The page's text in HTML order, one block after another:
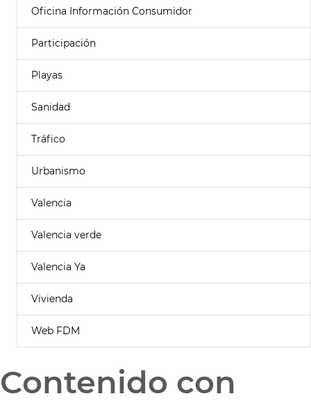
Oficina Información Consumidor
Participación
Playas
Sanidad
Tráfico
Urbanismo
Valencia
Valencia verde
Valencia Ya
Vivienda
Web FDM
Contenido con